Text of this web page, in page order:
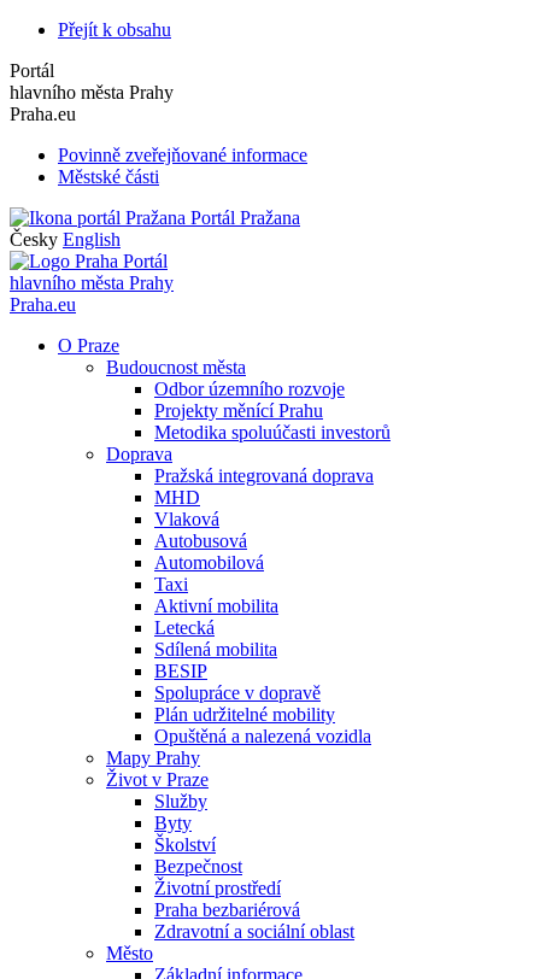
Přejít k obsahu
Portál
hlavního města Prahy
Praha.eu
Povinně zveřejňované informace
Městské části
Portál Pražana
Česky English
Portál
hlavního města Prahy
Praha.eu
O Praze
Budoucnost města
Odbor územního rozvoje
Projekty měnící Prahu
Metodika spoluúčasti investorů
Doprava
Pražská integrovaná doprava
MHD
Vlaková
Autobusová
Automobilová
Taxi
Aktivní mobilita
Letecká
Sdílená mobilita
BESIP
Spolupráce v dopravě
Plán udržitelné mobility
Opuštěná a nalezená vozidla
Mapy Prahy
Život v Praze
Služby
Byty
Školství
Bezpečnost
Životní prostředí
Praha bezbariérová
Zdravotní a sociální oblast
Město
Základní informace